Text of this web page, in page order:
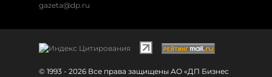
gazeta@dp.ru
© 1993 - 2026 Все права защищены АО «ДП Бизнес